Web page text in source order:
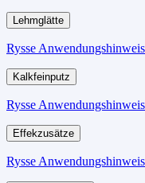
Lehmglätte
Rysse
Kalkfeinputz
Rysse
Effekzusätze
Rysse